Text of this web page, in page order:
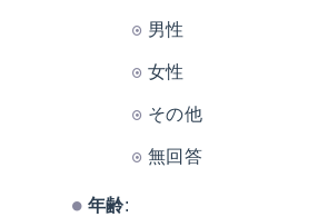
男性
女性
その他
無回答
年齢: